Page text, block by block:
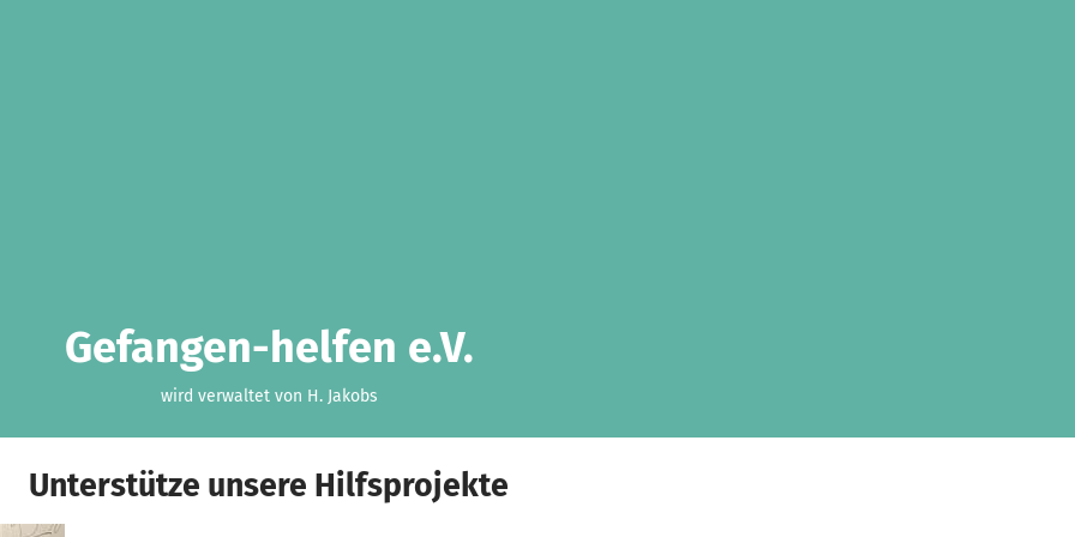
Gefangen-helfen e.V.
wird verwaltet von H. Jakobs
Unterstütze unsere Hilfsprojekte